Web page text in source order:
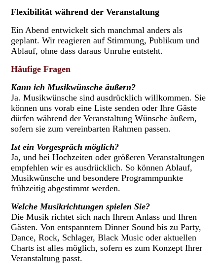
Flexibilität während der Veranstaltung
Ein Abend entwickelt sich manchmal anders als
geplant. Wir reagieren auf Stimmung, Publikum und
Ablauf, ohne dass daraus Unruhe entsteht.
Häufige Fragen
Kann ich Musikwünsche äußern?
Ja. Musikwünsche sind ausdrücklich willkommen. Sie
können uns vorab eine Liste senden oder Ihre Gäste
dürfen während der Veranstaltung Wünsche äußern,
sofern sie zum vereinbarten Rahmen passen.
Ist ein Vorgespräch möglich?
Ja, und bei Hochzeiten oder größeren Veranstaltungen
empfehlen wir es ausdrücklich. So können Ablauf,
Musikwünsche und besondere Programmpunkte
frühzeitig abgestimmt werden.
Welche Musikrichtungen spielen Sie?
Die Musik richtet sich nach Ihrem Anlass und Ihren
Gästen. Von entspanntem Dinner Sound bis zu Party,
Dance, Rock, Schlager, Black Music oder aktuellen
Charts ist alles möglich, sofern es zum Konzept Ihrer
Veranstaltung passt.